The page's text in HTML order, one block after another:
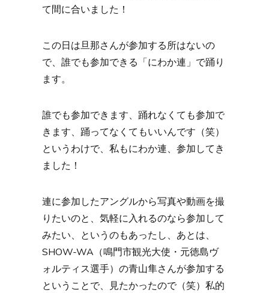
て間に合いました！
この日は旦那さんが参加する所はないの
で、誰でも参加できる「にわか連」で踊り
ます。
誰でも参加できます、踊れなくても参加で
きます、踊ってなくてもいいんです（笑）
というわけで、私もにわか連、参加してき
ました！
連に参加したアングルから写真や動画を撮
りたいのと、気軽に入れるのなら参加して
みたい、というのもあったし、あとは、
SHOW-WA（鳴門市観光大使・元徳島ヴ
ォルティス選手）の青山隼さんが参加する
ということで、見たかったので（笑）私的